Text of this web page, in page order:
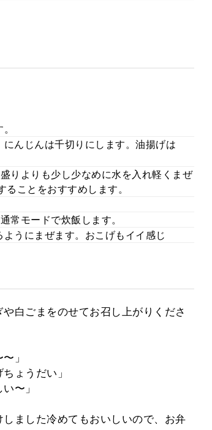
んじんは千切りにします。油揚げは
よりも少し少なめに水を入れ軽くまぜ
ことをおすすめします。
モードで炊飯します。
うにまぜます。おこげもイイ感じ
白ごまをのせてお召し上がりくださ
」
ょうだい」
〜」
ました冷めてもおいしいので、お弁